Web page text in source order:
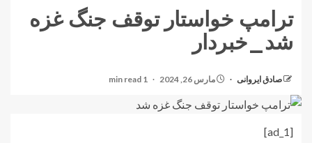
ترامپ خواستار توقف جنگ غزه
شد_خبردار
صادق ایروانی مارس 26, 2024 1 min read
[ad_1]